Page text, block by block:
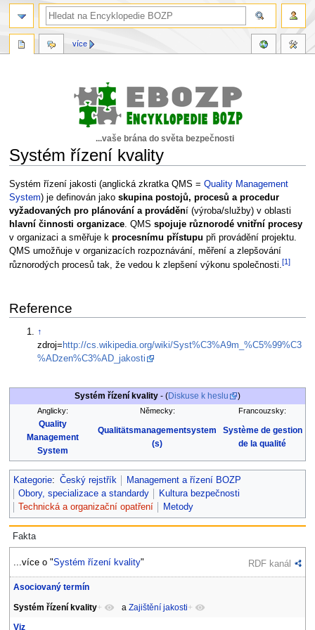
...vaše brána do světa bezpečnosti
Systém řízení kvality
Skočit
na
navigaci
Skočit
na
vyhledávání
Systém řízení jakosti (anglická zkratka QMS = Quality Management
System) je definován jako skupina postojů, procesů a procedur
vyžadovaných pro plánování a provádění (výroba/služby) v oblasti
hlavní činnosti organizace. QMS spojuje různorodé vnitřní procesy
v organizaci a směřuje k procesnímu přístupu při provádění projektu.
QMS umožňuje v organizacích rozpoznávání, měření a zlepšování
různorodých procesů tak, že vedou k zlepšení výkonu společnosti.[1]
Reference
↑
zdroj= http://cs.wikipedia.org/wiki/Syst%C3%A9m_%C5%99%C3
%ADzen%C3%AD_jakosti
Systém řízení kvality - (Diskuse k heslu )
Anglicky: Německy: Francouzsky:
Quality
Management
System
Qualitätsmanagementsystem
(s)
Système de gestion
de la qualité
Kategorie: Český rejstřík
Management a řízení BOZP
Obory, specializace a standardy
Kultura bezpečnosti
Technická a organizační opatření
Metody
Fakta
...více o "Systém řízení kvality" RDF kanál
Asociovaný termín
Systém řízení kvality+ a Zajištění jakosti+
Viz
více